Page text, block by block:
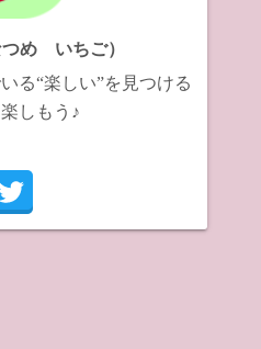
め いちご）
る“楽しい”を見つける
しもう♪